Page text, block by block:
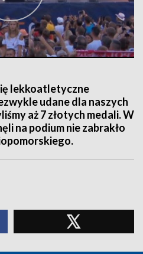
lekkoatletyczne
udane dla naszych
aż 7 złotych medali. W
na podium nie zabrakło